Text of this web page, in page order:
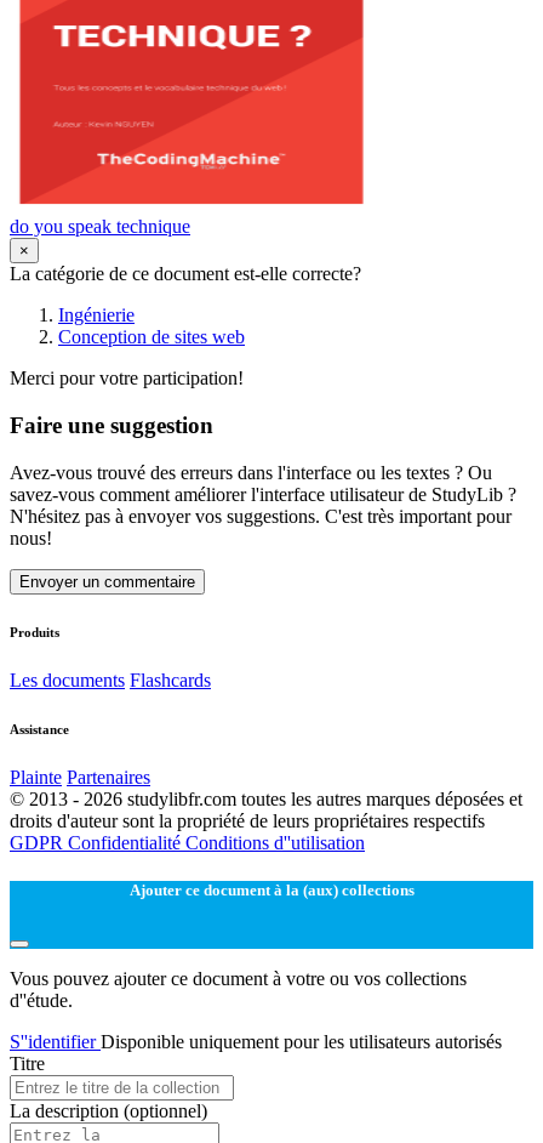
do you speak technique
×
La catégorie de ce document est-elle correcte?
Ingénierie
Conception de sites web
Merci pour votre participation!
Faire une suggestion
Avez-vous trouvé des erreurs dans l'interface ou les textes ? Ou
savez-vous comment améliorer l'interface utilisateur de StudyLib ?
N'hésitez pas à envoyer vos suggestions. C'est très important pour
nous!
Envoyer un commentaire
Produits
Les documents Flashcards
Assistance
Plainte Partenaires
© 2013 - 2026 studylibfr.com toutes les autres marques déposées et
droits d'auteur sont la propriété de leurs propriétaires respectifs
GDPR Confidentialité Conditions d''utilisation
Ajouter ce document à la (aux) collections
Vous pouvez ajouter ce document à votre ou vos collections
d''étude.
S''identifierDisponible uniquement pour les utilisateurs autorisés
Titre
La description (optionnel)